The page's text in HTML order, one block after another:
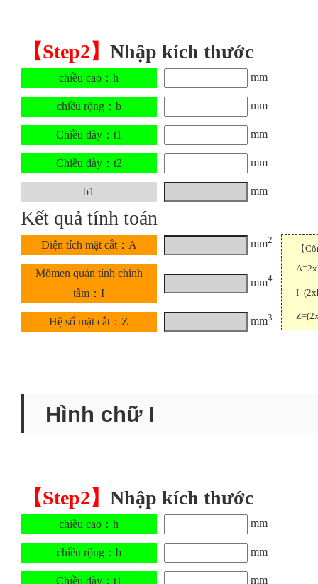
【Step2】Nhập kích thước
chiều cao：h mm
chiều rộng：b mm
Chiều dày：t1 mm
Chiều dày：t2 mm
b1 mm
Kết quả tính toán
Diện tích mặt cắt：A mm2
Mômen quán tính chính
tâm：I
mm4
Hệ số mặt cắt：Z mm3
【
Hình chữ I
【Step2】Nhập kích thước
chiều cao：h mm
chiều rộng：b mm
Chiều dày：t1 mm